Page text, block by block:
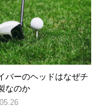
バーのヘッドはなぜチ
なのか